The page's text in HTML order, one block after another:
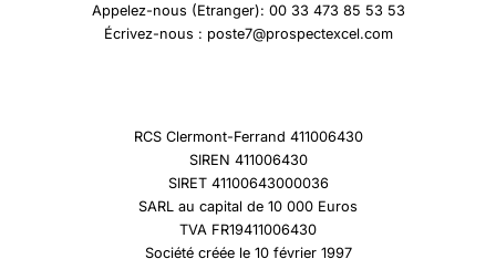
Appelez-nous (Etranger): 00 33 473 85 53 53
Écrivez-nous : poste7@prospectexcel.com
RCS Clermont-Ferrand 411006430
SIREN 411006430
SIRET 41100643000036
SARL au capital de 10 000 Euros
TVA FR19411006430
Société créée le 10 février 1997